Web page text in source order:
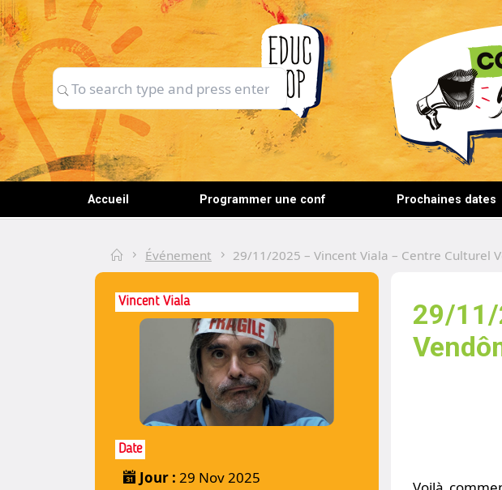
Skip
to
content
Search
for:
Search
Accueil Programmer une conf Prochaines dates
HomeÉvénement 29/11/2025 – Vincent Viala – Centre Culturel
Vincent Viala
Date
Jour : 29 Nov 2025
29/11/